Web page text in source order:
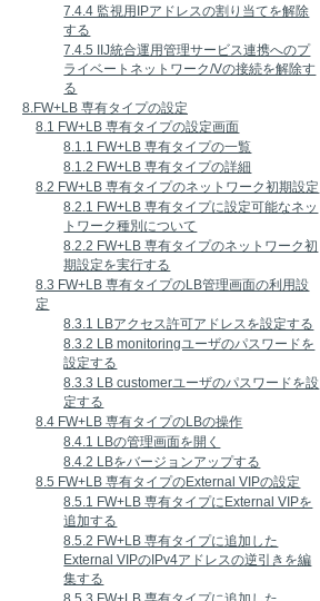
7.4.4 監視用IPアドレスの割り当てを解除
する
7.4.5 IIJ統合運用管理サービス連携へのプ
ライベートネットワーク/Vの接続を解除す
る
8.FW+LB 専有タイプの設定
8.1 FW+LB 専有タイプの設定画面
8.1.1 FW+LB 専有タイプの一覧
8.1.2 FW+LB 専有タイプの詳細
8.2 FW+LB 専有タイプのネットワーク初期設定
8.2.1 FW+LB 専有タイプに設定可能なネッ
トワーク種別について
8.2.2 FW+LB 専有タイプのネットワーク初
期設定を実行する
8.3 FW+LB 専有タイプのLB管理画面の利用設
定
8.3.1 LBアクセス許可アドレスを設定する
8.3.2 LB monitoringユーザのパスワードを
設定する
8.3.3 LB customerユーザのパスワードを設
定する
8.4 FW+LB 専有タイプのLBの操作
8.4.1 LBの管理画面を開く
8.4.2 LBをバージョンアップする
8.5 FW+LB 専有タイプのExternal VIPの設定
8.5.1 FW+LB 専有タイプにExternal VIPを
追加する
8.5.2 FW+LB 専有タイプに追加した
External VIPのIPv4アドレスの逆引きを編
集する